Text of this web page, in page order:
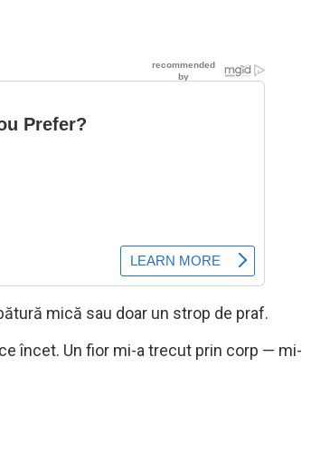
mică sau doar un strop de praf.
încet. Un fior mi-a trecut prin corp — mi-